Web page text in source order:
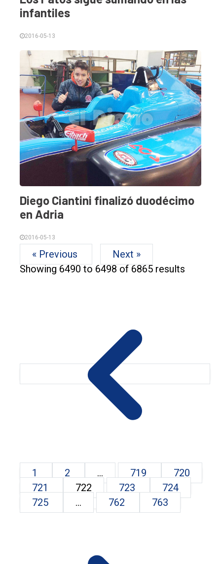
infantiles
2016-05-13
Diego Ciantini finalizó duodécimo
en Adria
2016-05-13
« Previous
Next »
Showing 6490 to 6498 of 6865 results
1 2 ... 719
720
721
722 723
724
725
... 762 763